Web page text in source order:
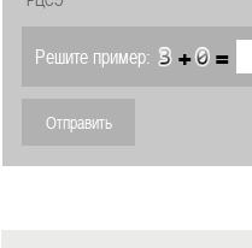
Решите пример: + =